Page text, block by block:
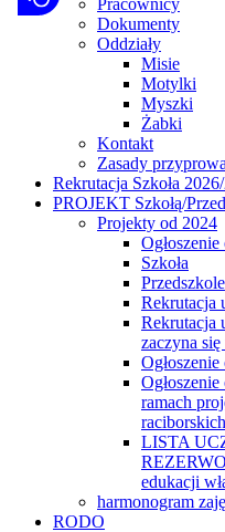
Pracownicy
Dokumenty
Oddziały
Misie
Motylki
Myszki
Żabki
Kontakt
Zasady
Rekrutacja Szkoła
PROJEKT Szkołą/
Projekty od 2024
Szkoła
Przedszkole
Rekrutacja
Rekrutacja
zaczyna
ramach
LISTA
edukacji
harmonogram
RODO